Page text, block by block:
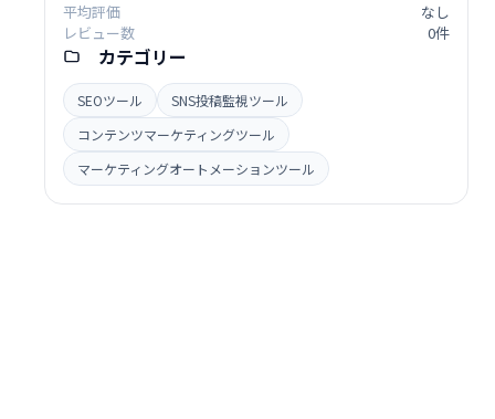
平均評価
なし
レビュー数
0件
カテゴリー
SEOツール
SNS投稿監視ツール
コンテンツマーケティングツール
マーケティングオートメーションツール